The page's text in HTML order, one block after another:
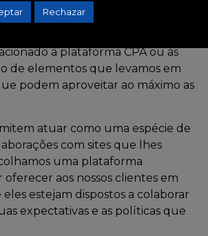
de marketing de afiliados.
ganhar dinheiro com uma marca, o
à plataforma CPA ou às
de elementos que levamos em
podem aproveitar ao máximo as
atuar como uma espécie de
com sites que lhes
uma plataforma
aos nossos clientes em
estejam dispostos a colaborar
expectativas e as políticas que
Rechazar